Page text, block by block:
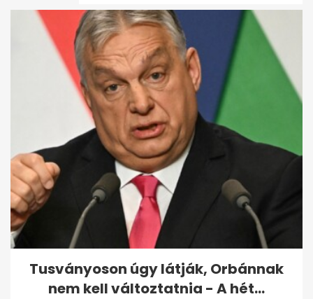
Magyar Pétert Varga Juditról,
a súlyáról és az alvásidejéről...
Tusványoson úgy látják, Orbánnak
nem kell változtatnia - A hét...